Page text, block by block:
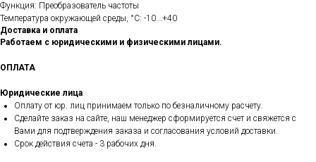
Функция: Преобразователь частоты
Температура окружающей среды, °C: -10...+40
Доставка и оплата
Работаем с юридическими и физическими лицами.
ОПЛАТА
Юридические лица
Оплату от юр. лиц принимаем только по безналичному расчету.
Сделайте заказ на сайте, наш менеджер сформируется счет и свяжется с
Вами для подтверждения заказа и согласования условий доставки.
Срок действия счета - 3 рабочих дня.